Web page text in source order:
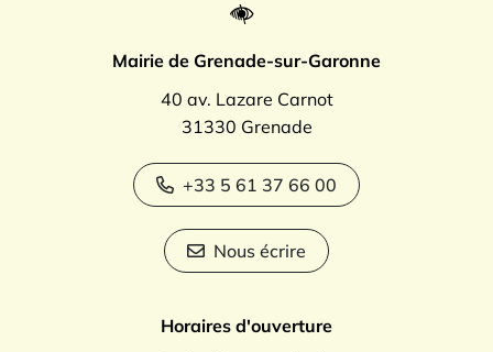
Mairie de Grenade-sur-Garonne
40 av. Lazare Carnot
31330 Grenade
+33 5 61 37 66 00
Nous écrire
Horaires d'ouverture